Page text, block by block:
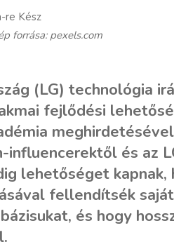
forrása: pexels.com
(LG) technológia
fejlődési
és az
lehetőséget kapnak,
fellendítsék
és hogy